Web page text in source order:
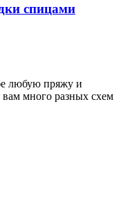
спицами
любую пряжу и
вам много разных схем